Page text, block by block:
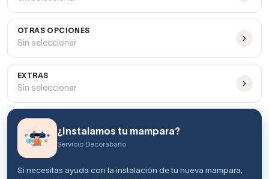
OTRAS OPCIONES
Sin seleccionar
EXTRAS
Sin seleccionar
¿Instalamos tu mampara?
Servicio Decorabaño
Si necesitas ayuda con la instalación de tu nueva mampara,